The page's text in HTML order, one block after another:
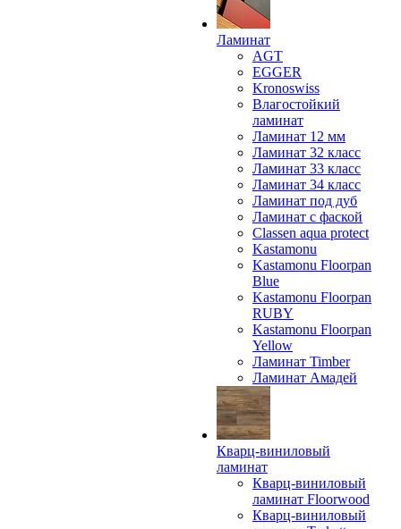
Ламинат
AGT
EGGER
Kronoswiss
Влагостойкий
ламинат
Ламинат 12 мм
Ламинат 32 класс
Ламинат 33 класс
Ламинат 34 класс
Ламинат под дуб
Ламинат с фаской
Classen aqua protect
Kastamonu
Kastamonu Floorpan
Blue
Kastamonu Floorpan
RUBY
Kastamonu Floorpan
Yellow
Ламинат Timber
Ламинат Амадей
Кварц-виниловый
ламинат
Кварц-виниловый
ламинат Floorwood
Кварц-виниловый